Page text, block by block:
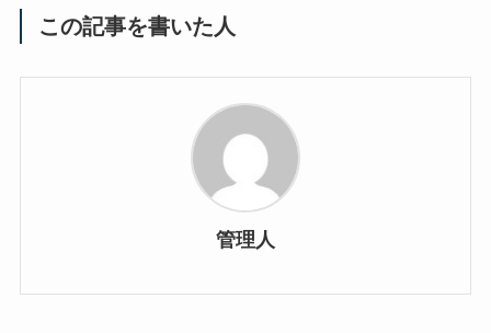
この記事を書いた人
管理人